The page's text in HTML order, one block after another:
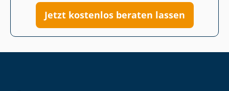
Jetzt kostenlos beraten lassen